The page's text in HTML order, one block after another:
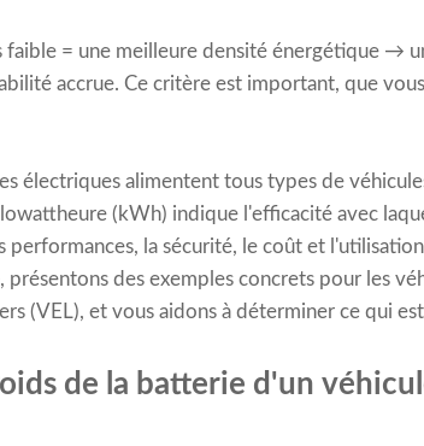
= une meilleure densité énergétique →
accrue. Ce critère est important, que
électriques alimentent tous types de
(kWh) indique l'efficacité avec
performances, la sécurité, le coût et
présentons des exemples concrets pour les
(VEL), et vous aidons à déterminer ce qui
de la batterie d'un